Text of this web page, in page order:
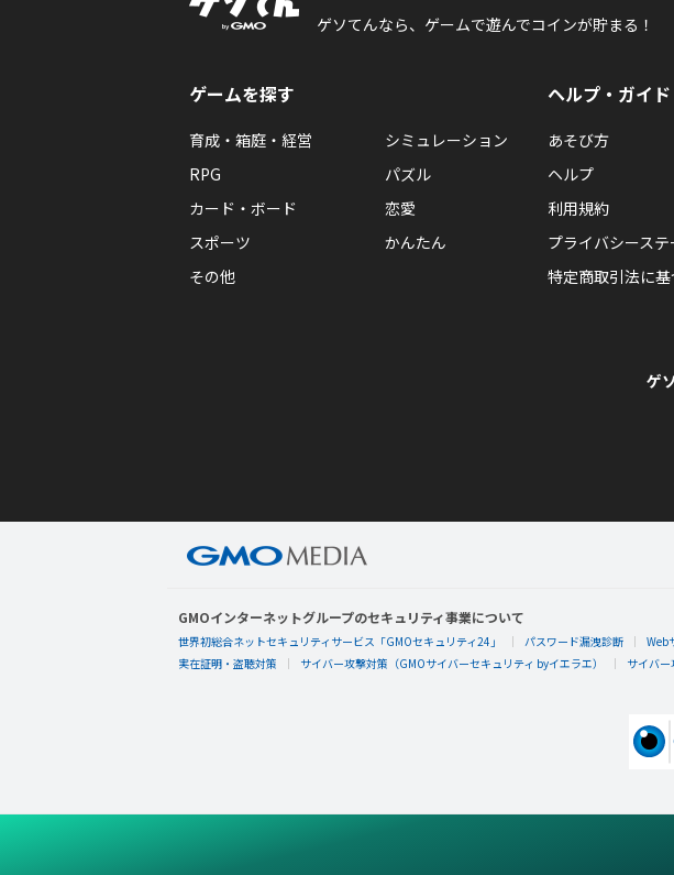
ゲソてんなら、ゲームで遊んでコインが貯まる！
ゲームを探す
育成・箱庭・経営
シミュレーション
RPG
パズル
カード・ボード
恋愛
スポーツ
かんたん
その他
ヘルプ・ガイド
あそび方
ヘルプ
利用規約
プライバシース
特定商取引法に
ゲ
GMOインターネットグループのセキュリティ事業について
世界初総合ネットセキュリティサービス「GMOセキュリティ24」 パスワード漏洩診断 Web
実在証明・盗聴対策
サイバー攻撃対策（GMOサイバーセキュリティ byイエラエ） サイバ